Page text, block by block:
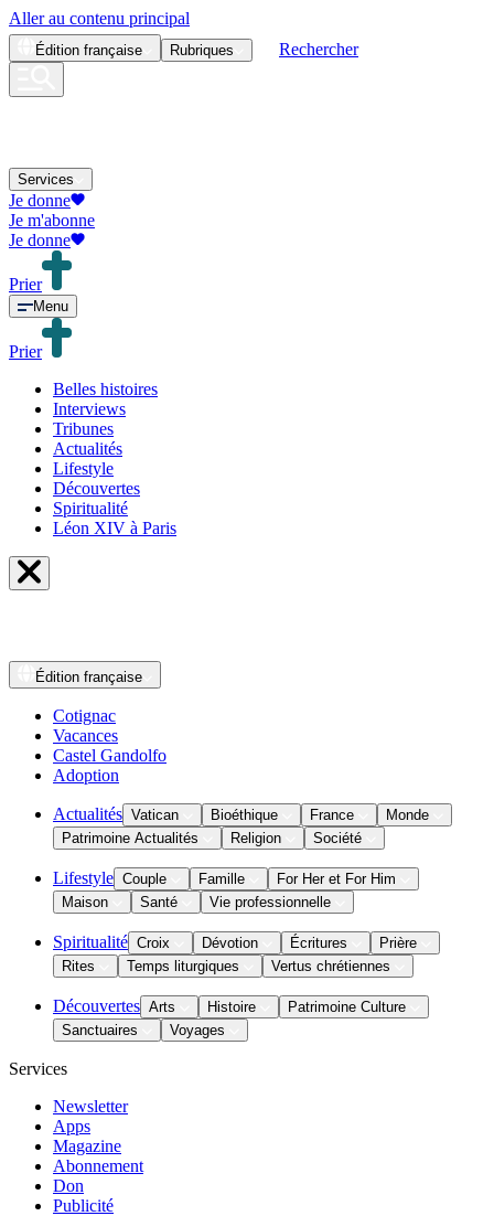
Aller au contenu principal
Édition française Rubriques Rechercher
Services
Je donne
Je m'abonne
Je donne
Prier
Menu
Prier
Belles histoires
Interviews
Tribunes
Actualités
Lifestyle
Découvertes
Spiritualité
Léon XIV à Paris
Édition française
Cotignac
Vacances
Castel Gandolfo
Adoption
Actualités Vatican Bioéthique France
Monde
Patrimoine Actualités
Religion Société
Lifestyle Couple Famille
For Her et For Him
Maison
Santé Vie professionnelle
Spiritualité Croix Dévotion Écritures
Prière
Rites
Temps liturgiques Vertus chrétiennes
Découvertes Arts Histoire
Patrimoine Culture
Sanctuaires
Voyages
Services
Newsletter
Apps
Magazine
Abonnement
Don
Publicité